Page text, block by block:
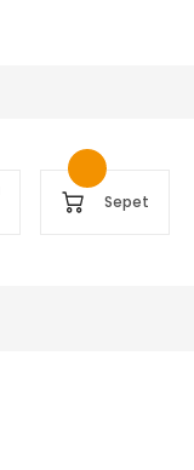
Sepet